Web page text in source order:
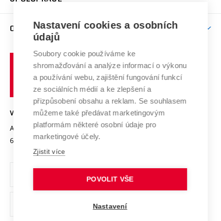
Brno
E-přihláška
Závěrečné práce
Doktorské studium
Studium bez bariér
Podpora podnikání
Mezinárodní vědecká rada
Systém zajišťování kvality výzkumu
Výzkumné infrastruktury
Transfer znalostí
Open Science
Projekty
Projekty ze strukturálních fondů
Specifický výzkum
Zahraniční spolupráce
Spolupráce se školami
Služby univerzity
Mezinárodní dohody
Univerzitní sítě
O UNIVERZITĚ
Profil univerzity
Udržitelná univerzita
Podnikavá univerzita / ContriBUTe
Bezpečná univerzita
Vyznamenání
Organizační struktura
Ochrana osobních údajů
odkaz)
učení
technické
VYSOKÉ UČENÍ TECHNICKÉ V BRNĚ
Antonínská 548/1
602 00 Brno
www.vut.cz
vut@vutbr.cz
Nastavení cookies a osobních
údajů
Soubory cookie používáme ke
shromažďování a analýze informací o výkonu
a používání webu, zajištění fungování funkcí
ze sociálních médií a ke zlepšení a
přizpůsobení obsahu a reklam. Se souhlasem
můžeme také předávat marketingovým
platformám některé osobní údaje pro
marketingové účely.
Zjistit více
POVOLIT VŠE
Nastavení